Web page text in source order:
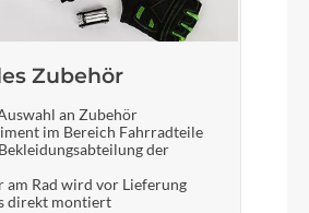
1 1/8", Semi-Integrated
Sattel
CUBE Retro
Gabel
Zubehör
an Zubehör
im Bereich Fahrradteile
der
am Rad wird vor Lieferung
direkt montiert